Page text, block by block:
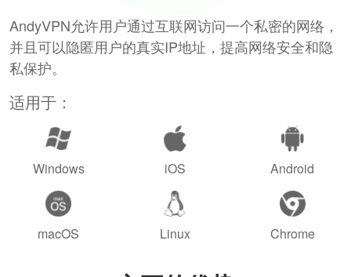
AndyVPN允许用户通过互联网访问一个私密的网络，
并且可以隐匿用户的真实IP地址，提高网络安全和隐
私保护。
适用于：
Windows iOS Android
macOS Linux Chrome